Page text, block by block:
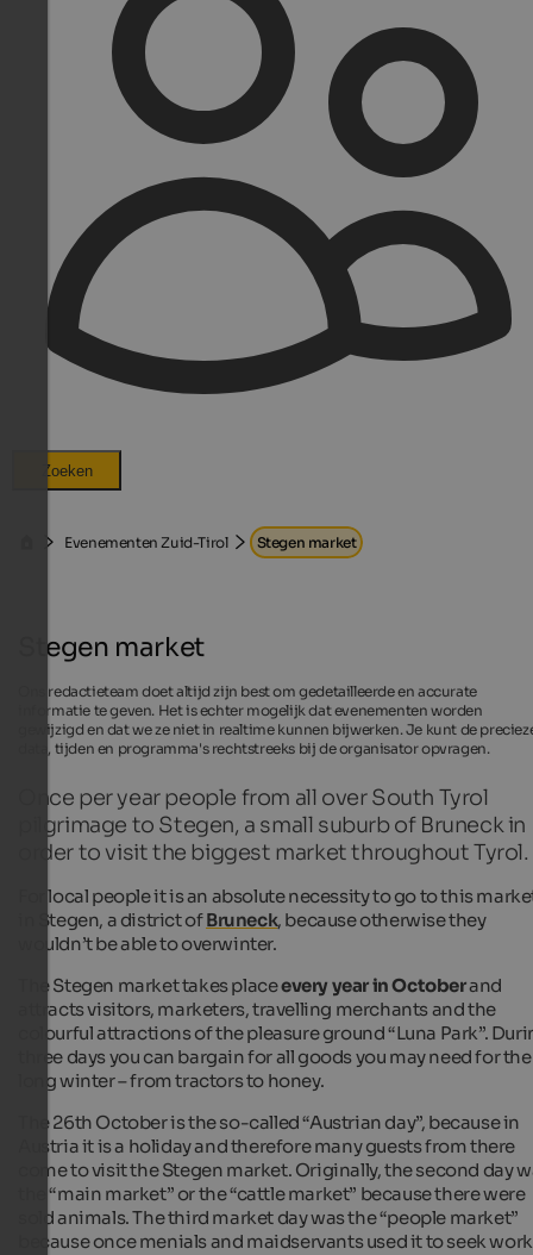
Zoeken
Evenementen Zuid-Tirol Stegen market
Stegen market
Ons redactieteam doet altijd zijn best om gedetailleerde en accurate
informatie te geven. Het is echter mogelijk dat evenementen worden
gewijzigd en dat we ze niet in realtime kunnen bijwerken. Je kunt de
data, tijden en programma's rechtstreeks bij de organisator opvragen.
Once per year people from all over South Tyrol
pilgrimage to Stegen, a small suburb of Bruneck in
order to visit the biggest market throughout Tyrol.
For local people it is an absolute necessity to go to this
in Stegen, a district ofBruneck, because otherwise they
wouldn’t be able to overwinter.
The Stegen market takes placeevery year in Octoberand
attracts visitors, marketers, travelling merchants and the
colourful attractions of the pleasure ground “Luna Park”.
three days you can bargain for all goods you may need for the
long winter – from tractors to honey.
The 26th October is the so-called “Austrian day”, because in
Austria it is a holiday and therefore many guests from there
come to visit the Stegen market. Originally, the second day
the “main market” or the “cattle market” because there were
sold animals. The third market day was the “people market”
because once menials and maidservants used it to seek